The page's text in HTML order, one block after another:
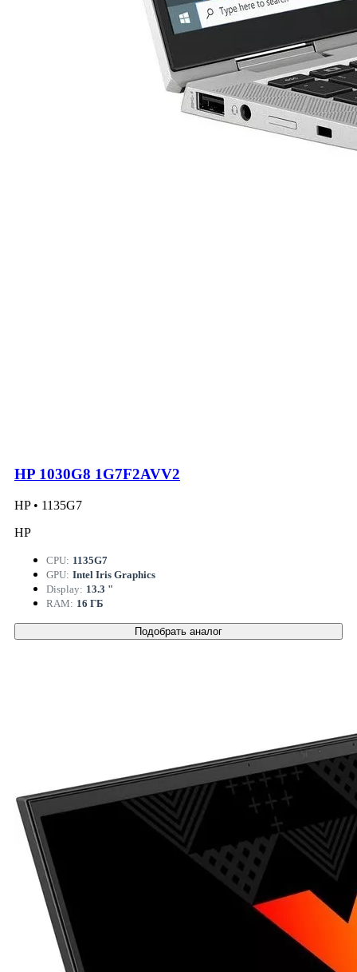
HP 1030G8 1G7F2AVV2
HP • 1135G7
HP
CPU: 1135G7
GPU: Intel Iris Graphics
Display: 13.3 "
RAM: 16 ГБ
Подобрать аналог